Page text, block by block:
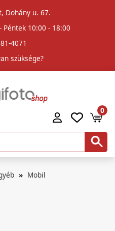
Dohány u. 67.
10:00 - 18:00
4071
szüksége?
0
Mobil